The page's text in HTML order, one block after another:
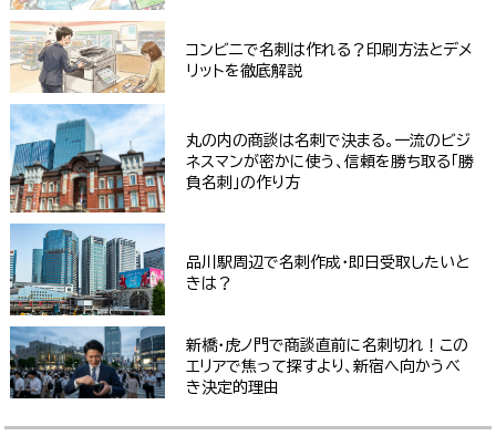
コンビニで名刺は作れる？印刷方法とデメ
リットを徹底解説
丸の内の商談は名刺で決まる。一流のビジ
ネスマンが密かに使う、信頼を勝ち取る「勝
負名刺」の作り方
品川駅周辺で名刺作成・即日受取したいと
きは？
新橋・虎ノ門で商談直前に名刺切れ！この
エリアで焦って探すより、新宿へ向かうべ
き決定的理由